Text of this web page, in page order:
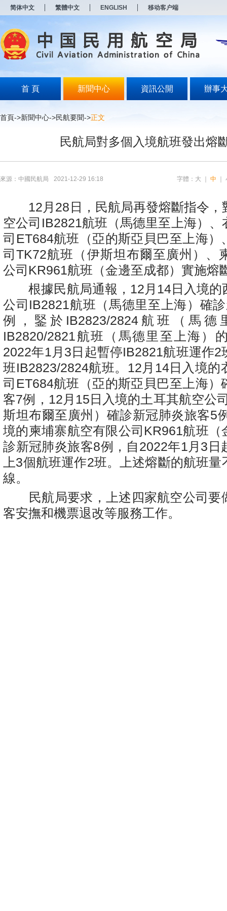
简体中文 繁體中文 ENGLISH 移动客户端
首 頁 新聞中心 資訊公開 辦事
首頁->新聞中心->民航要聞->正文
民航局對多個入境航班發出熔
來源：中國民航局 2021-12-29 16:18 字體： 大 中
12月28日，民航局再發熔斷指令，
空公司IB2821航班（馬德里至上海）、
司ET684航班（亞的斯亞貝巴至上海）
司TK72航班（伊斯坦布爾至廣州）、
公司KR961航班（金邊至成都）實施熔
根據民航局通報，12月14日入境的
公司IB2821航班（馬德里至上海）確
例，鋻於IB2823/2824航班（馬德
IB2820/2821航班（馬德里至上海）
2022年1月3日起暫停IB2821航班運作2
班IB2823/2824航班。12月14日入境的
司ET684航班（亞的斯亞貝巴至上海）
客7例，12月15日入境的土耳其航空公
斯坦布爾至廣州）確診新冠肺炎旅客5
境的柬埔寨航空有限公司KR961航班（
診新冠肺炎旅客8例，自2022年1月3日
上3個航班運作2班。上述熔斷的航班
線。
民航局要求，上述四家航空公司要
客安撫和機票退改等服務工作。
打
开
无
障
说
按
Alt
开